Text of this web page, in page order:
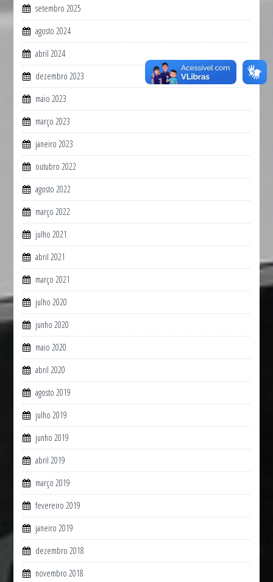
setembro 2025
agosto 2024
abril 2024
dezembro 2023
maio 2023
março 2023
janeiro 2023
outubro 2022
agosto 2022
março 2022
julho 2021
abril 2021
março 2021
julho 2020
junho 2020
maio 2020
abril 2020
agosto 2019
julho 2019
junho 2019
abril 2019
março 2019
fevereiro 2019
janeiro 2019
dezembro 2018
novembro 2018